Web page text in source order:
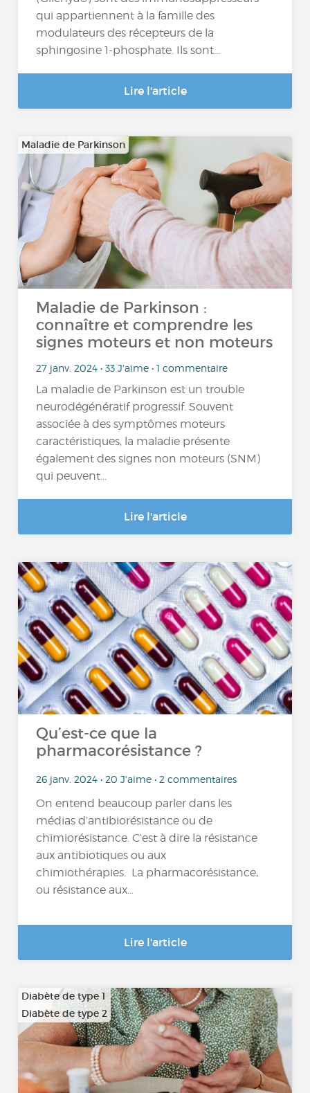
qui appartiennent à la famille des
modulateurs des récepteurs de la
sphingosine 1-phosphate. Ils sont…
Lire l'article
Maladie de Parkinson
Maladie de Parkinson :
connaître et comprendre les
signes moteurs et non moteurs
27 janv. 2024 • 33 J'aime • 1 commentaire
La maladie de Parkinson est un trouble
neurodégénératif progressif. Souvent
associée à des symptômes moteurs
caractéristiques, la maladie présente
également des signes non moteurs (SNM)
qui peuvent...
Lire l'article
Qu’est-ce que la
pharmacorésistance ?
26 janv. 2024 • 20 J'aime • 2 commentaires
On entend beaucoup parler dans les
médias d’antibiorésistance ou de
chimiorésistance. C’est à dire la résistance
aux antibiotiques ou aux
chimiothérapies. La pharmacorésistance,
ou résistance aux...
Lire l'article
Diabète de type 1
Diabète de type 2